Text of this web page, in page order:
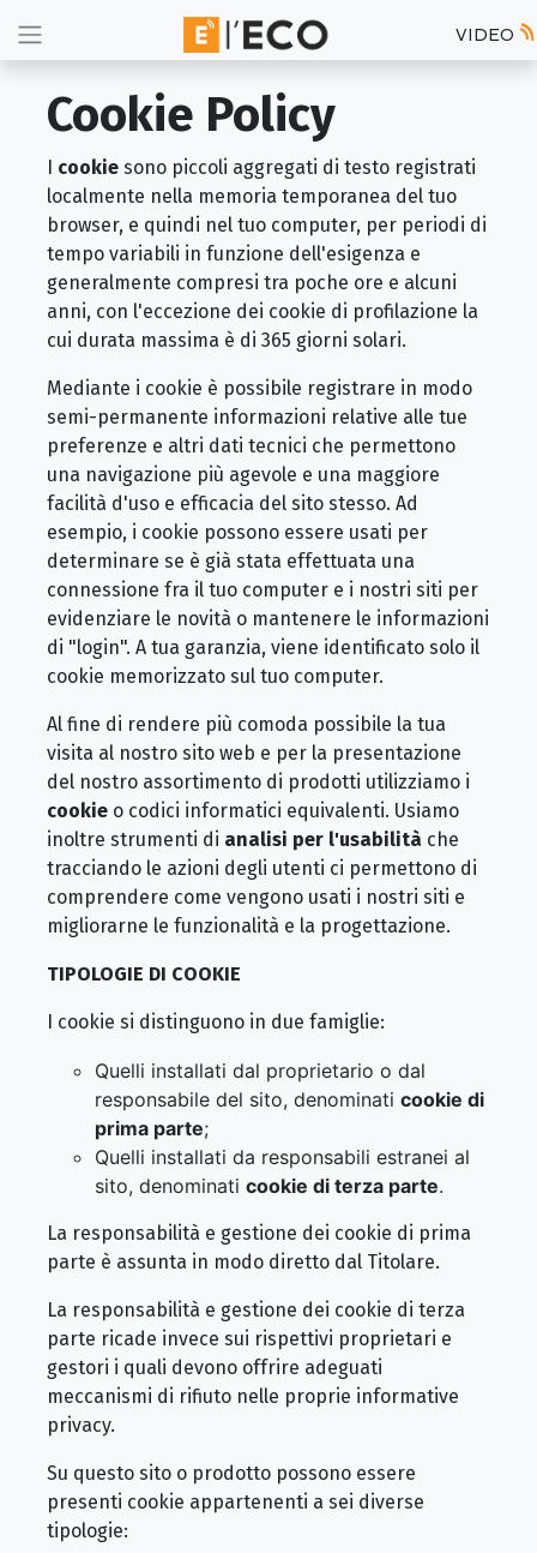
VIDEO
Cookie Policy
I cookie sono piccoli aggregati di testo registrati
localmente nella memoria temporanea del tuo
browser, e quindi nel tuo computer, per periodi di
tempo variabili in funzione dell'esigenza e
generalmente compresi tra poche ore e alcuni
anni, con l'eccezione dei cookie di profilazione la
cui durata massima è di 365 giorni solari.
Mediante i cookie è possibile registrare in modo
semi-permanente informazioni relative alle tue
preferenze e altri dati tecnici che permettono
una navigazione più agevole e una maggiore
facilità d'uso e efficacia del sito stesso. Ad
esempio, i cookie possono essere usati per
determinare se è già stata effettuata una
connessione fra il tuo computer e i nostri siti per
evidenziare le novità o mantenere le informazioni
di "login". A tua garanzia, viene identificato solo il
cookie memorizzato sul tuo computer.
Al fine di rendere più comoda possibile la tua
visita al nostro sito web e per la presentazione
del nostro assortimento di prodotti utilizziamo i
cookie o codici informatici equivalenti. Usiamo
inoltre strumenti di analisi per l'usabilità che
tracciando le azioni degli utenti ci permettono di
comprendere come vengono usati i nostri siti e
migliorarne le funzionalità e la progettazione.
TIPOLOGIE DI COOKIE
I cookie si distinguono in due famiglie:
Quelli installati dal proprietario o dal
responsabile del sito, denominati cookie di
prima parte;
Quelli installati da responsabili estranei al
sito, denominati cookie di terza parte.
La responsabilità e gestione dei cookie di prima
parte è assunta in modo diretto dal Titolare.
La responsabilità e gestione dei cookie di terza
parte ricade invece sui rispettivi proprietari e
gestori i quali devono offrire adeguati
meccanismi di rifiuto nelle proprie informative
privacy.
Su questo sito o prodotto possono essere
presenti cookie appartenenti a sei diverse
tipologie: